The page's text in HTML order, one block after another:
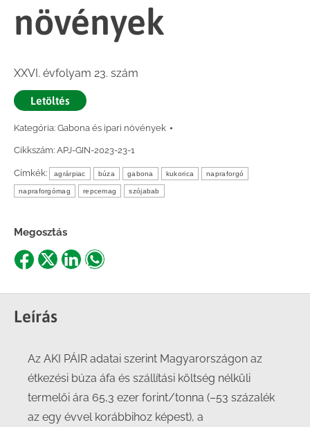
növények
XXVI. évfolyam 23. szám
Letöltés
Kategória: Gabona és ipari növények
Cikkszám: APJ-GIN-2023-23-1
Címkék: agrárpiac búza gabona kukorica napraforgó
napraforgómag repcemag szójabab
Megosztás
Share
Facebook
Share
X
ShareShare
Leírás
Az AKI PÁIR adatai szerint Magyarországon az
étkezési búza áfa és szállítási költség nélküli
termelői ára 65,3 ezer forint/tonna (–53 százalék
az egy évvel korábbihoz képest), a